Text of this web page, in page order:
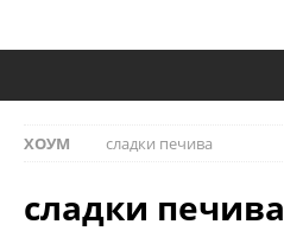
ХОУМ сладки печива
сладки печива